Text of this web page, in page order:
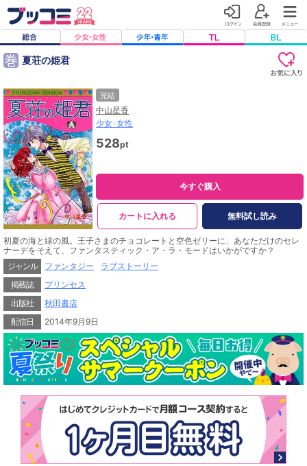
巻 夏荘の姫君
完結
中山星香
少女･女性
528pt
今すぐ購入
カートに入れる 無料試し読み
初夏の海と緑の風。王子さまのチョコレートと空色ゼリーに、あなただけのセレ
ナーデをそえて、ファンタスティック・ア・ラ・モードはいかがですか？
ジャンル
ファンタジー
ラブストーリー
掲載誌
プリンセス
出版社
秋田書店
配信日
2014年9月9日